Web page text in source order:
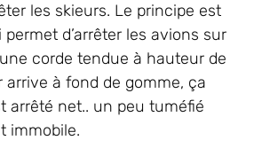
les skieurs. Le principe est
d’arrêter les avions sur
corde tendue à hauteur de
arrive à fond de gomme, ça
arrêté net.. un peu tuméfié
immobile.